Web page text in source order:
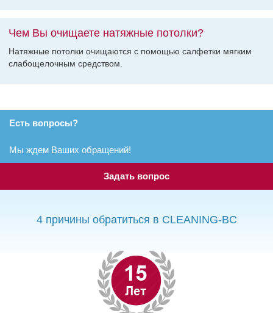
Чем Вы очищаете натяжные потолки?
Натяжные потолки очищаются с помощью салфетки мягким
слабощелочным средством.
Есть вопросы?
Мы ждем Ваших обращений!
Задать вопрос
4 причины обратиться в CLEANING-BC